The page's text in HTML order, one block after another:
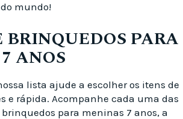
mundo!
PARA
ANOS
lista ajude a escolher os itens de
e rápida. Acompanhe cada uma das
para meninas 7 anos, a